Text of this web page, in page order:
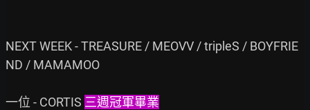
NEXT WEEK - TREASURE / MEOVV / tripleS / BOYFRIE
ND / MAMAMOO
一位 - CORTIS 三週冠軍畢業